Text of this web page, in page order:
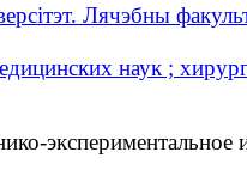
Лячэбны
наук ;
экспериментальное